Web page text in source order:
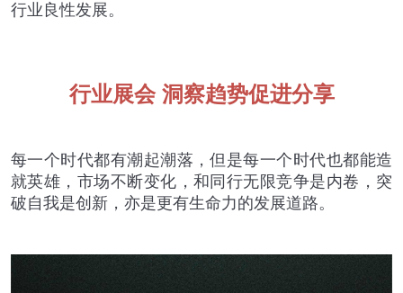
行业良性发展。
行业展会 洞察趋势促进分享
每一个时代都有潮起潮落，但是每一个时代也都能造
就英雄，市场不断变化，和同行无限竞争是内卷，突
破自我是创新，亦是更有生命力的发展道路。